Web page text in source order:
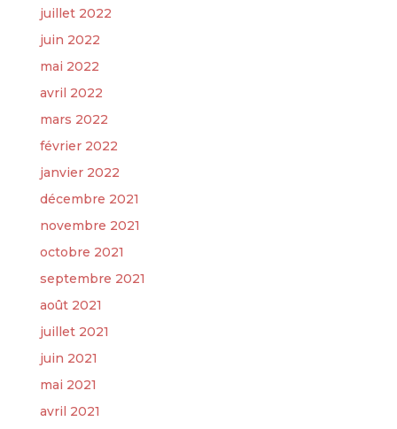
juillet 2022
juin 2022
mai 2022
avril 2022
mars 2022
février 2022
janvier 2022
décembre 2021
novembre 2021
octobre 2021
septembre 2021
août 2021
juillet 2021
juin 2021
mai 2021
avril 2021